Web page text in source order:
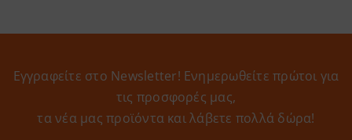
Εγγραφείτε στο Newsletter! Eνημερωθείτε πρώτοι για
τις προσφορές μας,
τα νέα μας προϊόντα και λάβετε πολλά δώρα!